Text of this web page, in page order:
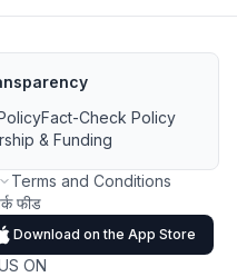
Fact-Check Policy
& Funding
Terms and Conditions
फीड
Download on the App Store
ON